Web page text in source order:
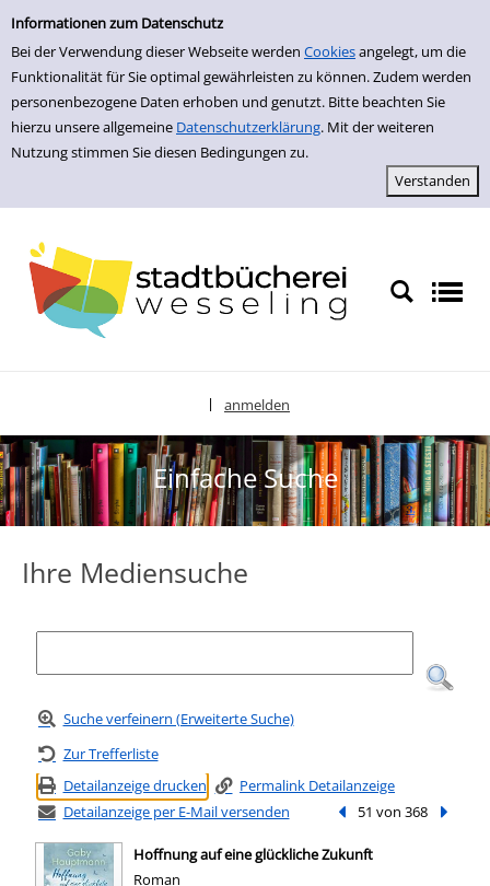
Informationen zum Datenschutz
Bei der Verwendung dieser Webseite werden Cookiesangelegt, um die
Funktionalität für Sie optimal gewährleisten zu können. Zudem werden
personenbezogene Daten erhoben und genutzt. Bitte beachten Sie
hierzu unsere allgemeine Datenschutzerklärung. Mit der weiteren
Nutzung stimmen Sie diesen Bedingungen zu.
zur Navigation springen
zum Inhalt springen
Zur Detailanzeige springen
anmelden
Einfache Suche
Ihre Mediensuche
Suche verfeinern (Erweiterte Suche)
Zur Trefferliste
Detailanzeige drucken
Permalink Detailanzeige
Detailanzeige per E-Mail versenden
Vorheriger Treffer
51 von 368
Hoffnung auf eine glückliche Zukunft
Roman